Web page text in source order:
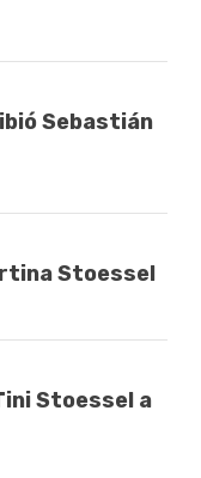
Sebastián
Stoessel
Stoessel a